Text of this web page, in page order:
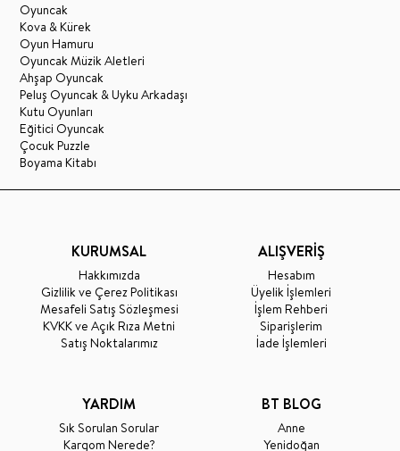
Oyuncak
Kova & Kürek
Oyun Hamuru
Oyuncak Müzik Aletleri
Ahşap Oyuncak
Peluş Oyuncak & Uyku Arkadaşı
Kutu Oyunları
Eğitici Oyuncak
Çocuk Puzzle
Boyama Kitabı
KURUMSAL
Hakkımızda
Gizlilik ve Çerez Politikası
Mesafeli Satış Sözleşmesi
KVKK ve Açık Rıza Metni
Satış Noktalarımız
ALIŞVERİŞ
Hesabım
Üyelik İşlemleri
İşlem Rehberi
Siparişlerim
İade İşlemleri
YARDIM
Sık Sorulan Sorular
Kargom Nerede?
BT BLOG
Anne
Yenidoğan